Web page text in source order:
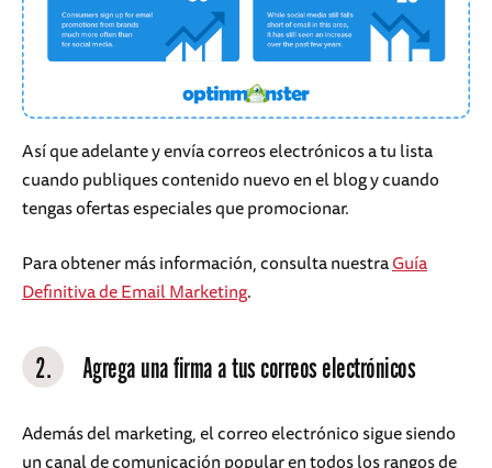
Así que adelante y envía correos electrónicos a tu lista
cuando publiques contenido nuevo en el blog y cuando
tengas ofertas especiales que promocionar.
Para obtener más información, consulta nuestraGuía
Definitiva de Email Marketing.
2. Agrega una firma a tus correos electrónicos
Además del marketing, el correo electrónico sigue siendo
un canal de comunicación popular en todos los rangos de